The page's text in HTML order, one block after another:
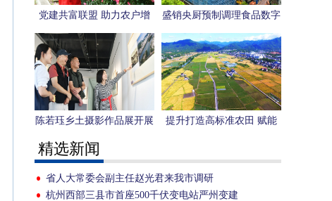
党建共富联盟 助力农户增
收
盛销央厨预制调理食品数字
智能化深加工及冷热链物流
配送基地建设项目主体结顶
陈若珏乡土摄影作品展开展
提升打造高标准农田 赋能
精选新闻
省人大常委会副主任赵光君来我市调研
杭州西部三县市首座500千伏变电站严州变建